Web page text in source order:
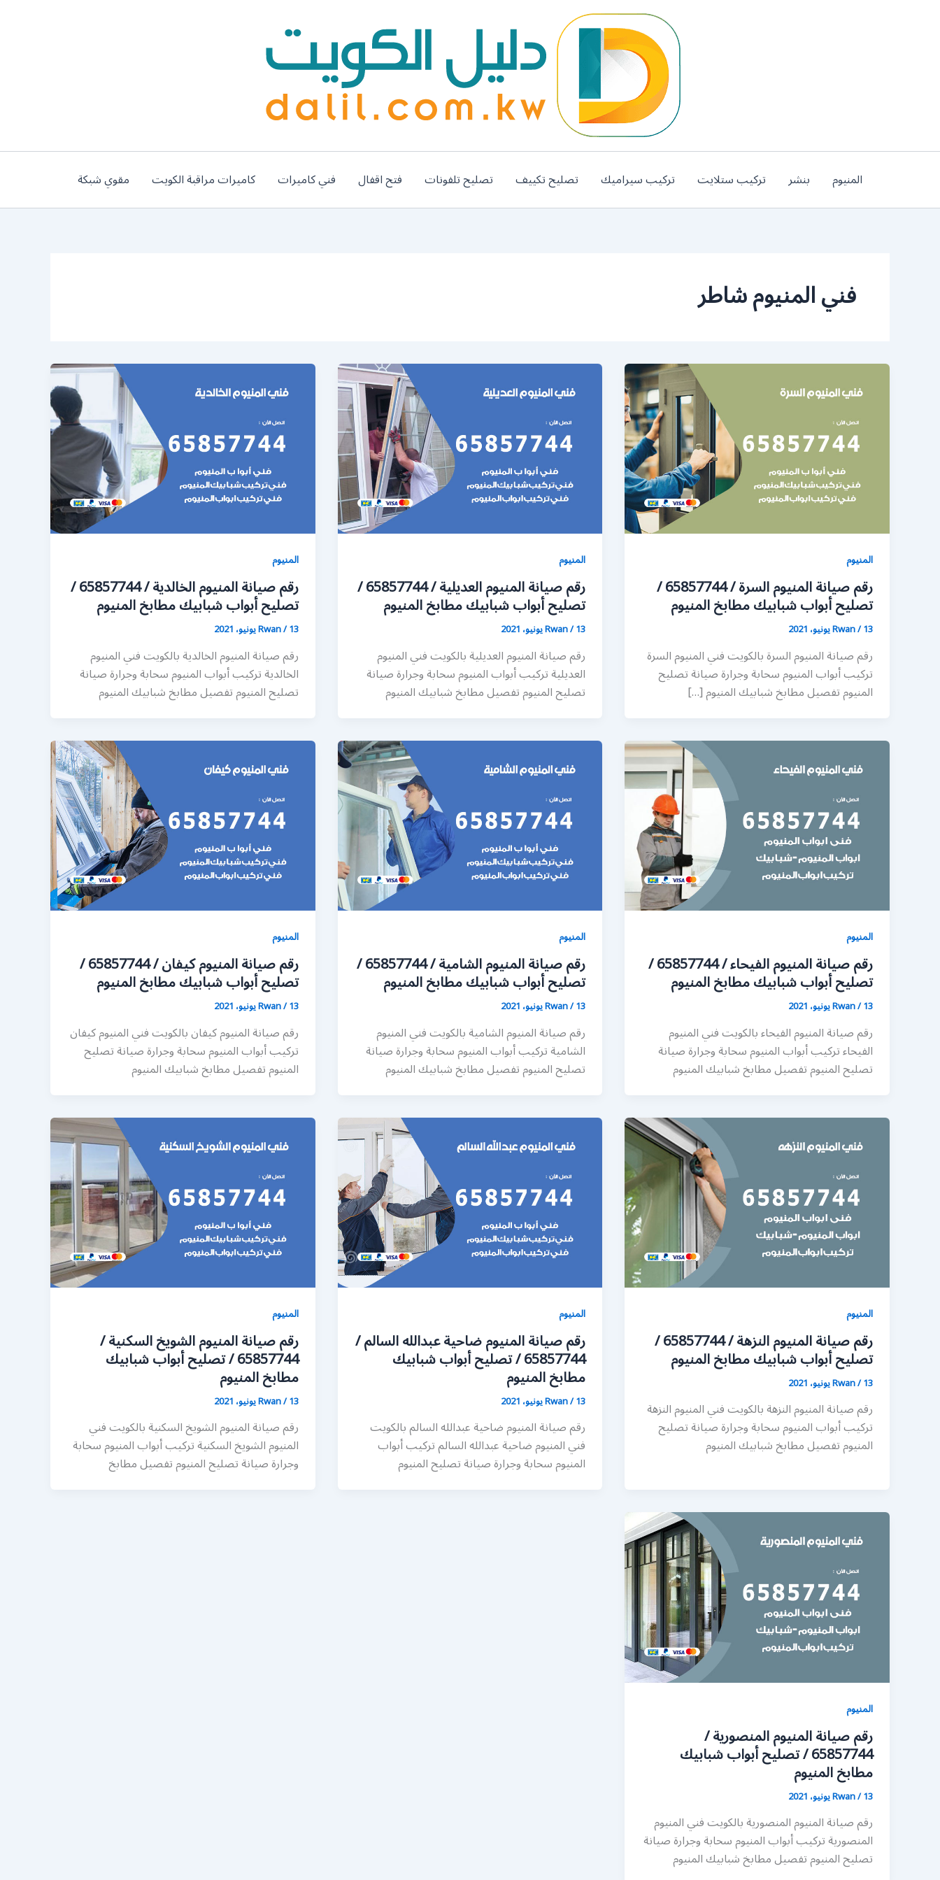
المنيوم بنشر تركيب ستلايت تركيب سيراميك تصليح تكييف تصليح تلفونات فتح اقفال فني كاميرات كاميرات مراقبة الكويت مقوي شبكة
فني المنيوم شاطر
المنيوم
رقم صيانة المنيوم السرة / 65857744 /
تصليح أبواب شبابيك مطابخ المنيوم
Rwan/13 يونيو، 2021
رقم صيانة المنيوم السرة بالكويت فني المنيوم السرة
تركيب أبواب المنيوم سحابة وجرارة صيانة تصليح
المنيوم تفصيل مطابخ شبابيك المنيوم […]
المنيوم
رقم صيانة المنيوم العديلية / 65857744 /
تصليح أبواب شبابيك مطابخ المنيوم
Rwan/13 يونيو، 2021
رقم صيانة المنيوم العديلية بالكويت فني المنيوم
العديلية تركيب أبواب المنيوم سحابة وجرارة صيانة
تصليح المنيوم تفصيل مطابخ شبابيك المنيوم
المنيوم
رقم صيانة المنيوم الخالدية / 65857744 /
تصليح أبواب شبابيك مطابخ المنيوم
Rwan/13 يونيو، 2021
رقم صيانة المنيوم الخالدية بالكويت فني المنيوم
الخالدية تركيب أبواب المنيوم سحابة وجرارة صيانة
تصليح المنيوم تفصيل مطابخ شبابيك المنيوم
المنيوم
رقم صيانة المنيوم الفيحاء / 65857744 /
تصليح أبواب شبابيك مطابخ المنيوم
Rwan/13 يونيو، 2021
رقم صيانة المنيوم الفيحاء بالكويت فني المنيوم
الفيحاء تركيب أبواب المنيوم سحابة وجرارة صيانة
تصليح المنيوم تفصيل مطابخ شبابيك المنيوم
المنيوم
رقم صيانة المنيوم الشامية / 65857744 /
تصليح أبواب شبابيك مطابخ المنيوم
Rwan/13 يونيو، 2021
رقم صيانة المنيوم الشامية بالكويت فني المنيوم
الشامية تركيب أبواب المنيوم سحابة وجرارة صيانة
تصليح المنيوم تفصيل مطابخ شبابيك المنيوم
المنيوم
رقم صيانة المنيوم كيفان / 65857744 /
تصليح أبواب شبابيك مطابخ المنيوم
Rwan/13 يونيو، 2021
رقم صيانة المنيوم كيفان بالكويت فني المنيوم كيفان
تركيب أبواب المنيوم سحابة وجرارة صيانة تصليح
المنيوم تفصيل مطابخ شبابيك المنيوم
المنيوم
رقم صيانة المنيوم النزهة / 65857744 /
تصليح أبواب شبابيك مطابخ المنيوم
Rwan/13 يونيو، 2021
رقم صيانة المنيوم النزهة بالكويت فني المنيوم النزهة
تركيب أبواب المنيوم سحابة وجرارة صيانة تصليح
المنيوم تفصيل مطابخ شبابيك المنيوم
المنيوم
رقم صيانة المنيوم ضاحية عبدالله السالم /
65857744 / تصليح أبواب شبابيك
مطابخ المنيوم
Rwan/13 يونيو، 2021
رقم صيانة المنيوم ضاحية عبدالله السالم بالكويت
فني المنيوم ضاحية عبدالله السالم تركيب أبواب
المنيوم سحابة وجرارة صيانة تصليح المنيوم
المنيوم
رقم صيانة المنيوم الشويخ السكنية /
65857744 / تصليح أبواب شبابيك
مطابخ المنيوم
Rwan/13 يونيو، 2021
رقم صيانة المنيوم الشويخ السكنية بالكويت فني
المنيوم الشويخ السكنية تركيب أبواب المنيوم سحابة
وجرارة صيانة تصليح المنيوم تفصيل مطابخ
المنيوم
رقم صيانة المنيوم المنصورية /
65857744 / تصليح أبواب شبابيك
مطابخ المنيوم
Rwan/13 يونيو، 2021
رقم صيانة المنيوم المنصورية بالكويت فني المنيوم
المنصورية تركيب أبواب المنيوم سحابة وجرارة صيانة
تصليح المنيوم تفصيل مطابخ شبابيك المنيوم